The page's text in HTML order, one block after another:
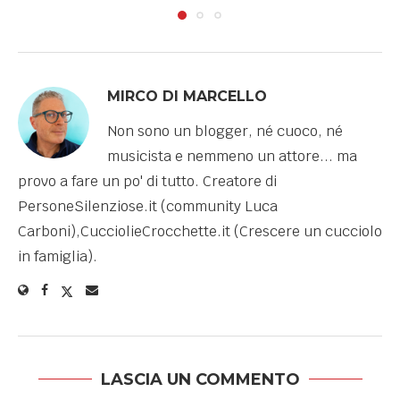
MIRCO DI MARCELLO
Non sono un blogger, né cuoco, né
musicista e nemmeno un attore... ma
provo a fare un po' di tutto. Creatore di
PersoneSilenziose.it (community Luca
Carboni),CucciolieCrocchette.it (Crescere un cucciolo
in famiglia).
LASCIA UN COMMENTO